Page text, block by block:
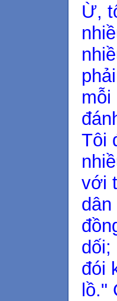
Ừ,
mỗi
Tôi
với
dối;
đói
lồ."